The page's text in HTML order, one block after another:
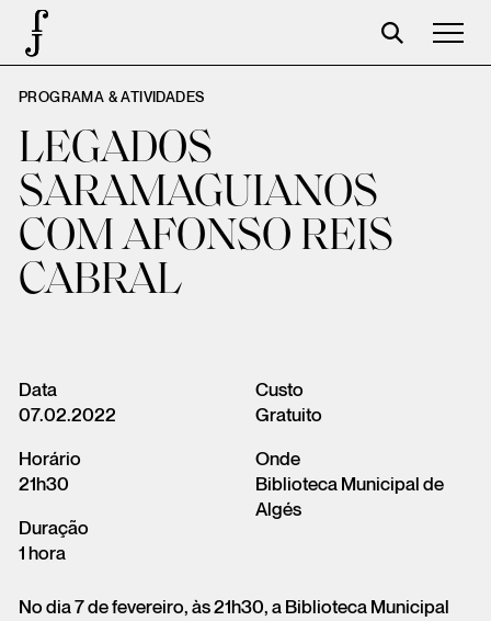
Foundation
Events
The foundation
Partners
Centenary
Cart
Login
PROGRAMA & ATIVIDADES
LEGADOS
SARAMAGUIANOS
COM AFONSO REIS
CABRAL
Data
07.02.2022
Horário
21h30
Duração
1 hora
Custo
Gratuito
Onde
Biblioteca Municipal de
Algés
No dia 7 de fevereiro, às 21h30, a Biblioteca Municipal